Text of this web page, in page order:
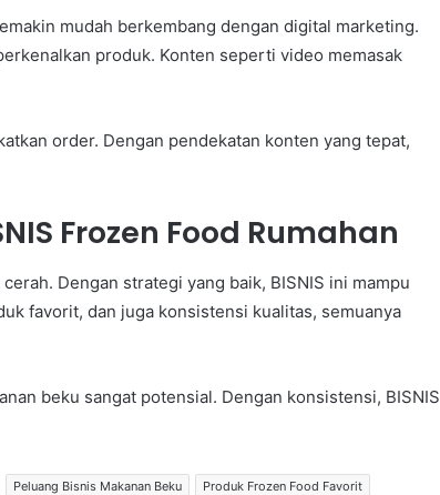
mudah berkembang dengan digital marketing.
produk. Konten seperti video memasak
order. Dengan pendekatan konten yang tepat,
Frozen Food Rumahan
Dengan strategi yang baik, BISNIS ini mampu
favorit, dan juga konsistensi kualitas, semuanya
beku sangat potensial. Dengan konsistensi, BISNIS
Peluang Bisnis Makanan Beku
Produk Frozen Food Favorit